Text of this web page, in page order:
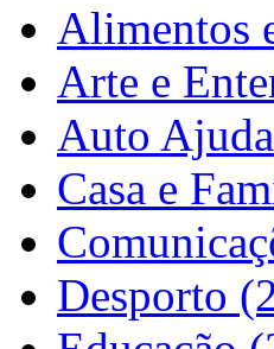
Alimentos
Arte e
Auto
Casa e
Desporto